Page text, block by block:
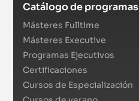
Catálogo de programas
Másteres Fulltime
Másteres Executive
Programas Ejecutivos
Certificaciones
Cursos de Especialización